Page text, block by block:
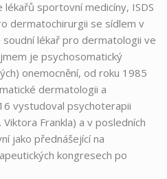
lékařů sportovní medicíny, ISDS
dermatochirurgii se sídlem v
soudní lékař pro dermatologii ve
je psychosomatický
onemocnění, od roku 1985
dermatologii a
vystudoval psychoterapii
Frankla) a v posledních
jako přednášející na
kongresech po